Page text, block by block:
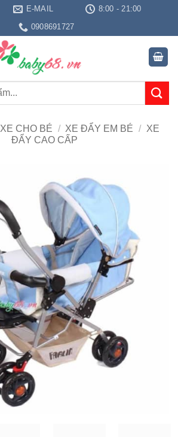
E-MAIL
8:00 - 21:00
0908691727
XE CHO BÉ / XE ĐẨY EM BÉ / XE
ĐẨY CAO CẤP